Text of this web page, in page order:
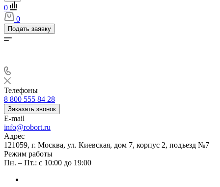
0
0
Подать заявку
Телефоны
8 800 555 84 28
Заказать звонок
E-mail
info@robort.ru
Адрес
121059, г. Москва, ул. Киевская, дом 7, корпус 2, подъезд №7
Режим работы
Пн. – Пт.: с 10:00 до 19:00